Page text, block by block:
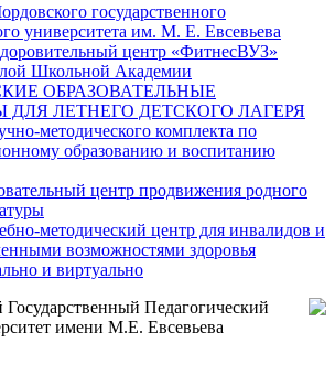
государственного
университета им. М. Е. Евсевьева
центр «ФитнесВУЗ»
Школьной Академии
ОБРАЗОВАТЕЛЬНЫЕ
ДЛЯ ЛЕТНЕГО ДЕТСКОГО ЛАГЕРЯ
методического комплекта по
образованию и воспитанию
центр продвижения родного
методический центр для инвалидов и
возможностями здоровья
и виртуально
Педагогический
имени М.Е. Евсевьева